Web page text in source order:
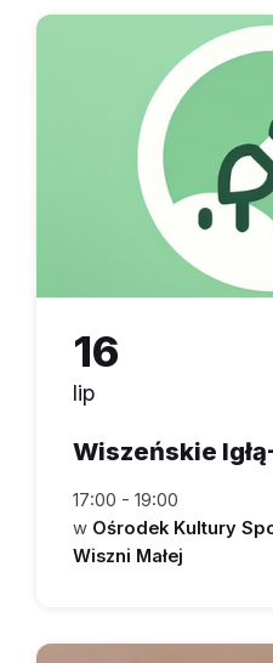
16
lip
Wiszeńskie
17:00 - 19:00
w Ośrodek Kultury
Wiszni Małej